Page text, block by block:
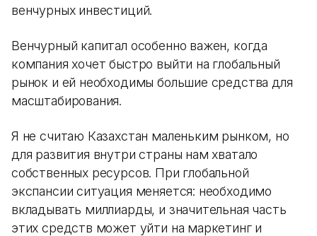
венчурных инвестиций.
Венчурный капитал особенно важен, когда
компания хочет быстро выйти на глобальный
рынок и ей необходимы большие средства для
масштабирования.
Я не считаю Казахстан маленьким рынком, но
для развития внутри страны нам хватало
собственных ресурсов. При глобальной
экспансии ситуация меняется: необходимо
вкладывать миллиарды, и значительная часть
этих средств может уйти на маркетинг и